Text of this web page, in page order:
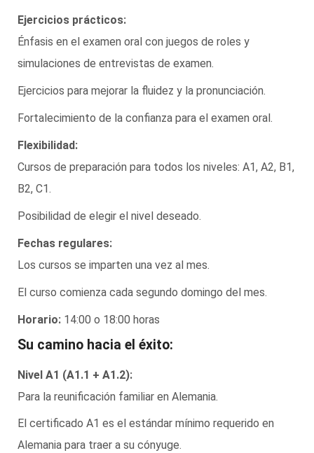
Ejercicios prácticos:
Énfasis en el examen oral con juegos de roles y
simulaciones de entrevistas de examen.
Ejercicios para mejorar la fluidez y la pronunciación.
Fortalecimiento de la confianza para el examen oral.
Flexibilidad:
Cursos de preparación para todos los niveles: A1, A2, B1,
B2, C1.
Posibilidad de elegir el nivel deseado.
Fechas regulares:
Los cursos se imparten una vez al mes.
El curso comienza cada segundo domingo del mes.
Horario: 14:00 o 18:00 horas
Su camino hacia el éxito:
Nivel A1 (A1.1 + A1.2):
Para la reunificación familiar en Alemania.
El certificado A1 es el estándar mínimo requerido en
Alemania para traer a su cónyuge.